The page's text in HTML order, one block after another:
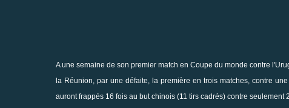
A une semaine de son premier match en Coupe du monde contre
la Réunion, par une défaite, la première en trois matches, contre
auront frappés 16 fois au but chinois (11 tirs cadrés) contre seulement